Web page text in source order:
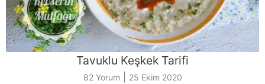
Tavuklu Keşkek Tarifi
82 Yorum 25 Ekim 2020